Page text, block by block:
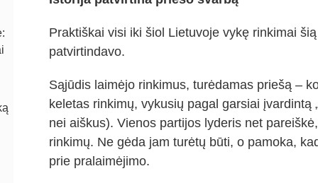
Praktiškai visi iki šiol Lietuvoje vykę rinkimai
patvirtindavo.
Sąjūdis laimėjo rinkimus, turėdamas priešą –
keletas rinkimų, vykusių pagal garsiai įvardintą
nei aiškus). Vienos partijos lyderis net
rinkimų. Ne gėda jam turėtų būti, o pamoka,
prie pralaimėjimo.